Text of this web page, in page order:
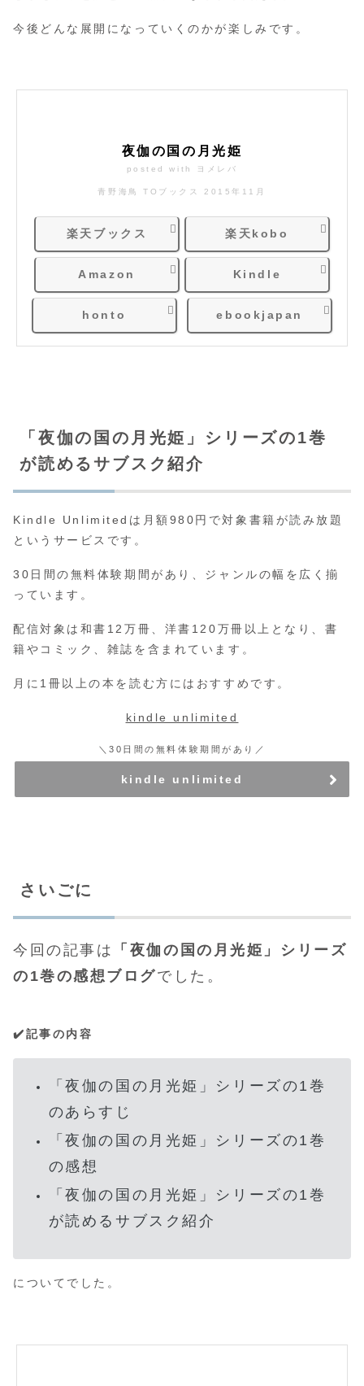
今後どんな展開になっていくのかが楽しみです。
夜伽の国の月光姫
posted with ヨメレバ
青野海鳥 TOブックス 2015年11月
楽天ブックス 楽天kobo
Amazon Kindle
honto ebookjapan
「夜伽の国の月光姫」シリーズの1巻
が読めるサブスク紹介
Kindle Unlimitedは月額980円で対象書籍が読み放題
というサービスです。
30日間の無料体験期間があり、ジャンルの幅を広く揃
っています。
配信対象は和書12万冊、洋書120万冊以上となり、書
籍やコミック、雑誌を含まれています。
月に1冊以上の本を読む方にはおすすめです。
kindle unlimited
＼30日間の無料体験期間があり／
kindle unlimited
さいごに
今回の記事は
「夜伽の国の月光姫」シリーズ
の1巻の感想ブログでした。
✔️記事の内容
「夜伽の国の月光姫」シリーズの1巻
のあらすじ
「夜伽の国の月光姫」シリーズの1巻
の感想
「夜伽の国の月光姫」シリーズの1巻
が読めるサブスク紹介
についてでした。